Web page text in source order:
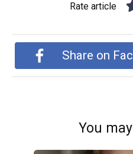
Rate article
Share on
You